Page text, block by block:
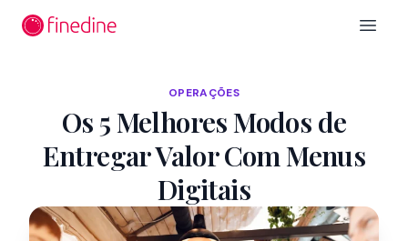
Open
OPERAÇÕES
Os 5 Melhores Modos de
Entregar Valor Com Menus
Digitais